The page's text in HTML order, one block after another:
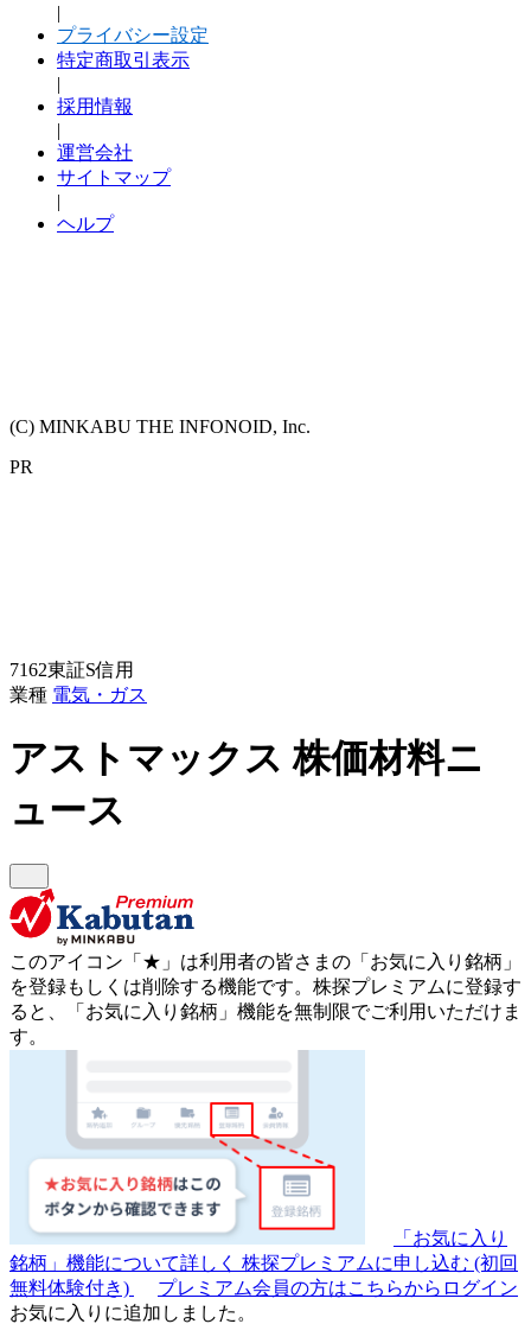
|
プライバシー設定
特定商取引表示
|
採用情報
|
運営会社
サイトマップ
|
ヘルプ
(C) MINKABU THE INFONOID, Inc.
PR
7162東証S信用
業種 電気・ガス
アストマックス株価材料ニ
ュース
このアイコン 「★」 は利用者の皆さまの 「お気に入り銘柄」
を登録もしくは削除する機能です。 株探プレミアムに登録す
ると、「お気に入り銘柄」機能を無制限でご利用いただけま
す。
「お気に入り
銘柄」機能について詳しく 株探プレミアムに申し込む (初回
無料体験付き)
プレミアム会員の方はこちらからログイン
お気に入りに追加しました。